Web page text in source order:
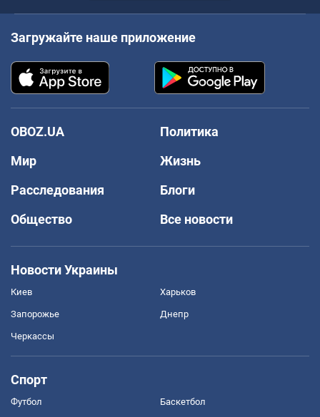
Загружайте наше приложение
OBOZ.UA
Политика
Мир
Жизнь
Расследования
Блоги
Общество
Все новости
Новости Украины
Киев Харьков
Запорожье Днепр
Черкассы
Спорт
Футбол Баскетбол